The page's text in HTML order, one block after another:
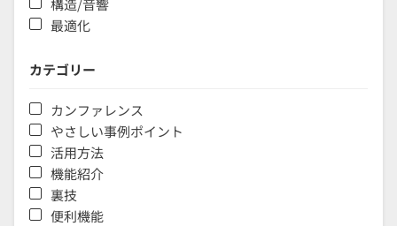
構造/音響
最適化
カテゴリー
カンファレンス
やさしい事例ポイント
活用方法
機能紹介
裏技
便利機能